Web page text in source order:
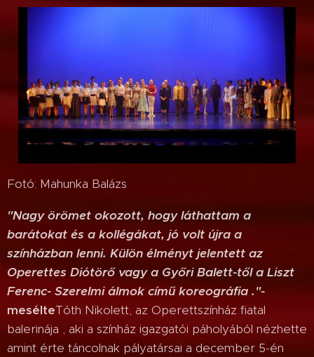
Fotó: Mahunka Balázs
"Nagy örömet okozott, hogy láthattam a
barátokat és a kollégákat, jó volt újra a
színházban lenni. Külön élményt jelentett az
Operettes Diótörő vagy a Győri Balett-től a Liszt
Ferenc- Szerelmi álmok című koreográfia ."-
mesélteTóth Nikolett, az Operettszínház fiatal
balerinája , aki a színház igazgatói páholyából nézhette
amint érte táncolnak pályatársai a december 5-én